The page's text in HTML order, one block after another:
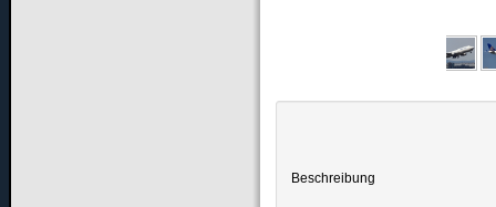
Beschreibung